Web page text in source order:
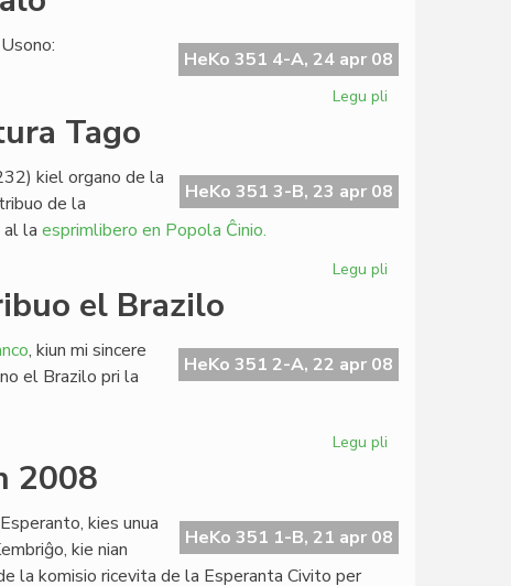
de
la
HeKo 351 4-A, 24 apr 08
Legu pli
raŭmisma
detalo
Tago
HeKo 351 3-B, 23 apr 08
kiel organo de la
de la
la esprimlibero en Popola Ĉinio.
Legu pli
monda
Literatura
el Brazilo
HeKo 351 2-A, 22 apr 08
, kiun mi sincere
el Brazilo pri la
Legu pli
kontribuo
el
2008
HeKo 351 1-B, 21 apr 08
kies unua
kie nian
la komisio ricevita de la Esperanta Civito per